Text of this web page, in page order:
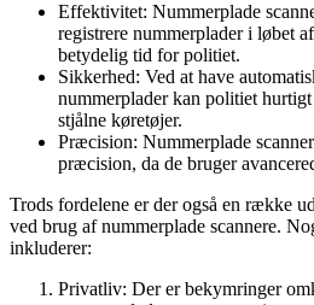
Effektivitet: Nummerplade
registrere nummerplader i løbet
betydelig tid for politiet.
Sikkerhed: Ved at have
nummerplader kan politiet
stjålne køretøjer.
Præcision: Nummerplade
præcision, da de bruger
Trods fordelene er der også en række
ved brug af nummerplade scannere.
inkluderer:
Privatliv: Der er bekymringer